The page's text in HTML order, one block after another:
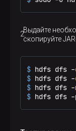
Выдайте
скопируйте
$ hdfs dfs -
$ hdfs dfs -
$ hdfs dfs -
$ hdfs dfs -